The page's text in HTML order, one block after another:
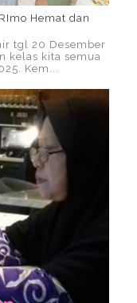
Hemat dan
tgl 20 Desember
kelas kita semua
Kem...